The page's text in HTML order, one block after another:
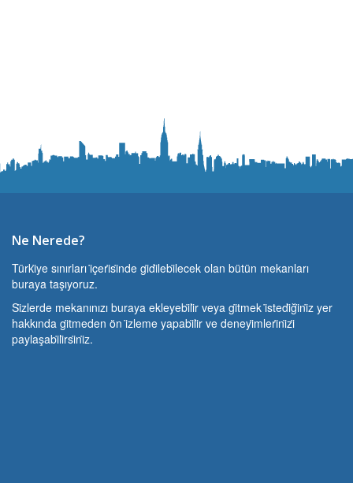
Ne Nerede?
Türki̇ye sınırları i̇çeri̇si̇nde gi̇di̇lebi̇lecek olan bütün mekanları
buraya taşıyoruz.
Si̇zlerde mekanınızı buraya ekleyebi̇li̇r veya gi̇tmek i̇stedi̇ği̇ni̇z yer
hakkında gi̇tmeden ön i̇zleme yapabi̇li̇r ve deneyi̇mleri̇ni̇zi̇
paylaşabi̇li̇rsi̇ni̇z.